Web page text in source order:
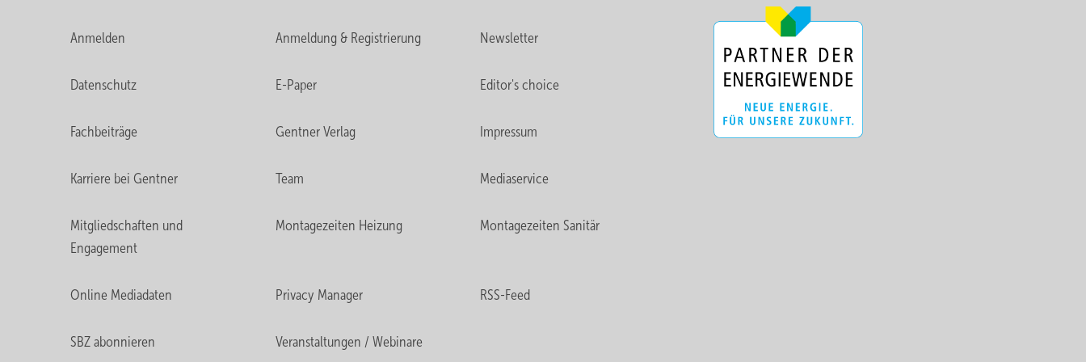
Anmelden Anmeldung & Registrierung Newsletter
Datenschutz E-Paper Editor's choice
Fachbeiträge Gentner Verlag Impressum
Karriere bei Gentner Team Mediaservice
Mitgliedschaften und
Engagement
Montagezeiten Heizung Montagezeiten Sanitär
Online Mediadaten Privacy Manager RSS-Feed
SBZ abonnieren Veranstaltungen / Webinare